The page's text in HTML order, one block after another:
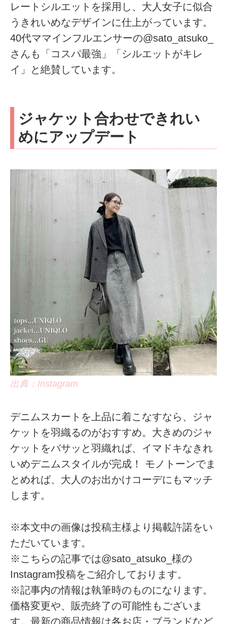
レートシルエットを採用し、大人女子に似合
うきれいめなデザインに仕上がっています。
40代ママインフルエンサーの@sato_atsuko_
さんも「コスパ最強」「シルエットがキレ
イ」と絶賛しています。
ジャケット合わせできれい
めにアップデート
出典：Instagram
デニムスカートを上品に着こなすなら、ジャ
ケットを羽織るのがおすすめ。大きめのジャ
ケットをバサッと羽織れば、イマドキなきれ
いめデニムスタイルが完成！ モノトーンでま
とめれば、大人のお出かけコーデにもマッチ
します。
※本文中の画像は投稿主様より掲載許諾をい
ただいています。
※こちらの記事では@sato_atsuko_様の
Instagram投稿をご紹介しております。
※記事内の情報は執筆時のものになります。
価格変更や、販売終了の可能性もございま
す。最新の商品情報は各お店・ブランドなど